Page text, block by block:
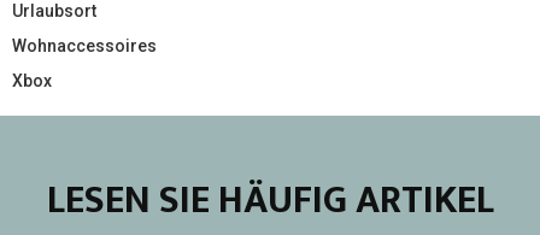
Urlaubsort
Wohnaccessoires
Xbox
LESEN SIE HÄUFIG ARTIKEL